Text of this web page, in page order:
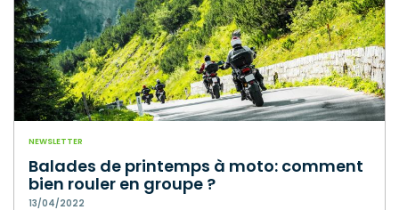
NEWSLETTER
Balades de printemps à moto: comment
bien rouler en groupe ?
13/04/2022